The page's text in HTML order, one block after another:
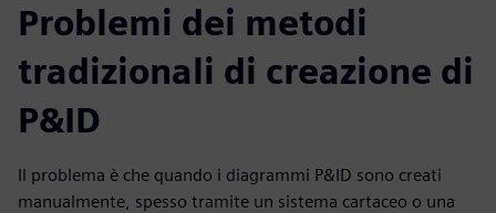
Problemi dei metodi
tradizionali di creazione di
P&ID
Il problema è che quando i diagrammi P&ID sono creati
manualmente, spesso tramite un sistema cartaceo o una